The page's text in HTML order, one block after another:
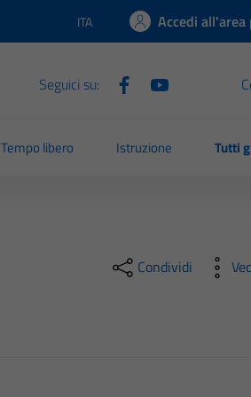
Lingua attiva:
ITA Accedi all'area
Seguici su:
Tempo libero Istruzione Tutti
Condividi